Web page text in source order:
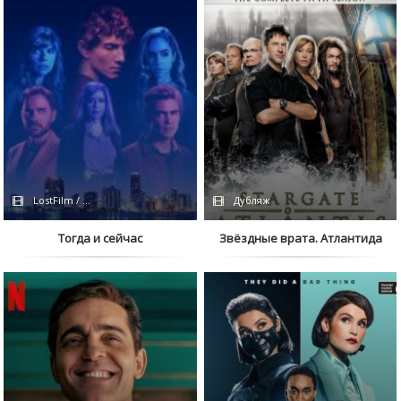
LostFilm / Сериалы 2022 / Apple TV+
Тогда и сейчас
Дубляж
Звёздные врата. Атлантида